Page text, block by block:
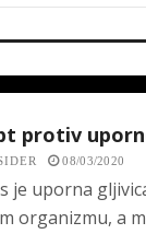
protiv
08/03/2020
je uporna
organizmu, a